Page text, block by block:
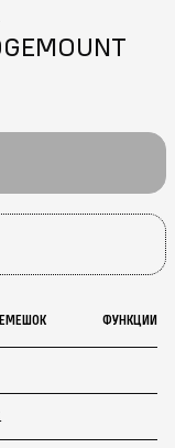
ФУНКЦИИ